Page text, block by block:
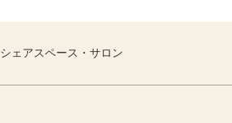
シェアスペース・サロン